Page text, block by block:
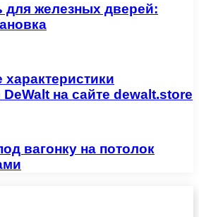
для железных дверей:
характеристики
на сайте dewalt.store
вагонку на потолок